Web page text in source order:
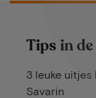
Tips in
3 leuke
Savarin